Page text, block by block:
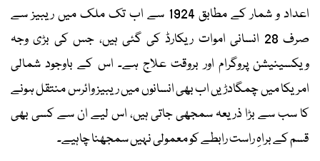
اعداد و شمار کے مطابق 1924 سے اب تک ملک میں ریبیز سے
صرف 28 انسانی اموات ریکارڈ کی گئی ہیں، جس کی بڑی وجہ
ویکسینیشن پروگرام اور بروقت علاج ہے۔ اس کے باوجود شمالی
امریکا میں چمگادڑیں اب بھی انسانوں میں ریبیز وائرس منتقل ہونے
کا سب سے بڑا ذریعہ سمجھی جاتی ہیں، اس لیے ان سے کسی بھی
قسم کے براہِ راست رابطے کو معمولی نہیں سمجھنا چاہیے۔